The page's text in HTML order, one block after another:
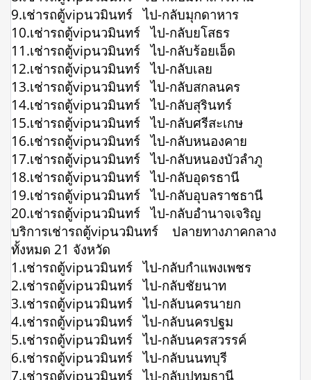
9.เช่ารถตู้vipนวมินทร์ ไป-กลับมุกดาหาร
10.เช่ารถตู้vipนวมินทร์ ไป-กลับยโสธร
11.เช่ารถตู้vipนวมินทร์ ไป-กลับร้อยเอ็ด
12.เช่ารถตู้vipนวมินทร์ ไป-กลับเลย
13.เช่ารถตู้vipนวมินทร์ ไป-กลับสกลนคร
14.เช่ารถตู้vipนวมินทร์ ไป-กลับสุรินทร์
15.เช่ารถตู้vipนวมินทร์ ไป-กลับศรีสะเกษ
16.เช่ารถตู้vipนวมินทร์ ไป-กลับหนองคาย
17.เช่ารถตู้vipนวมินทร์ ไป-กลับหนองบัวลำภู
18.เช่ารถตู้vipนวมินทร์ ไป-กลับอุดรธานี
19.เช่ารถตู้vipนวมินทร์ ไป-กลับอุบลราชธานี
20.เช่ารถตู้vipนวมินทร์ ไป-กลับอำนาจเจริญ
บริการเช่ารถตู้vipนวมินทร์ ปลายทางภาคกลาง
ทั้งหมด 21 จังหวัด
1.เช่ารถตู้vipนวมินทร์ ไป-กลับกำแพงเพชร
2.เช่ารถตู้vipนวมินทร์ ไป-กลับชัยนาท
3.เช่ารถตู้vipนวมินทร์ ไป-กลับนครนายก
4.เช่ารถตู้vipนวมินทร์ ไป-กลับนครปฐม
5.เช่ารถตู้vipนวมินทร์ ไป-กลับนครสวรรค์
6.เช่ารถตู้vipนวมินทร์ ไป-กลับนนทบุรี
7.เช่ารถตู้vipนวมินทร์ ไป-กลับปทุมธานี